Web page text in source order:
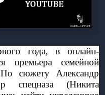
года, в онлайн-
премьера семейной
сюжету Александр
спецназа (Никита